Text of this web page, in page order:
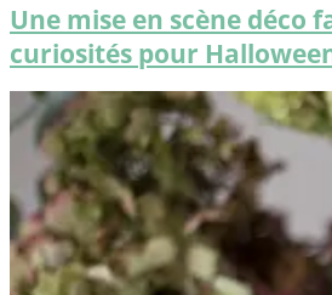
Une mise en scène déco
curiosités pour